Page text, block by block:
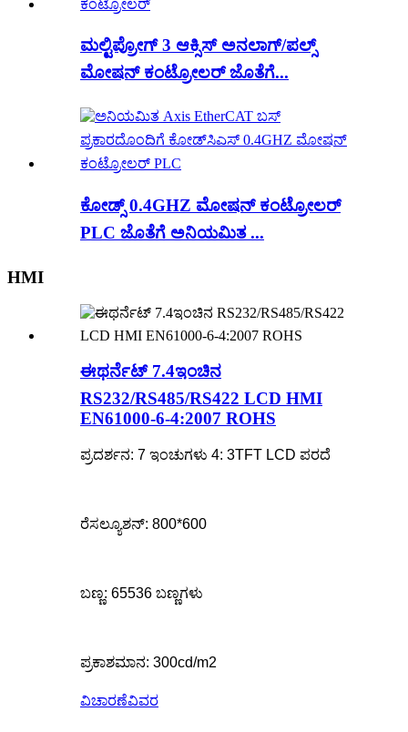
ಮಲ್ಟಿಪ್ರೋಗ್ 3 ಆಕ್ಸಿಸ್ ಅನಲಾಗ್/ಪಲ್ಸ್
ಮೋಷನ್ ಕಂಟ್ರೋಲರ್ ಜೊತೆಗೆ...
ಕೋಡ್ಸ್ 0.4GHZ ಮೋಷನ್ ಕಂಟ್ರೋಲರ್
PLC ಜೊತೆಗೆ ಅನಿಯಮಿತ ...
HMI
ಈಥರ್ನೆಟ್ 7.4ಇಂಚಿನ
RS232/RS485/RS422 LCD HMI
EN61000-6-4:2007 ROHS
ಪ್ರದರ್ಶನ: 7 ಇಂಚುಗಳು 4: 3TFT LCD ಪರದೆ
ರೆಸಲ್ಯೂಶನ್: 800*600
ಬಣ್ಣ: 65536 ಬಣ್ಣಗಳು
ಪ್ರಕಾಶಮಾನ: 300cd/m2
ವಿಚಾರಣೆವಿವರ